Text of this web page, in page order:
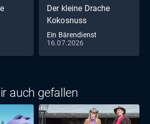
Der kleine Drache
Kokosnuss
Ein Bärendienst
16.07.2026
auch gefallen